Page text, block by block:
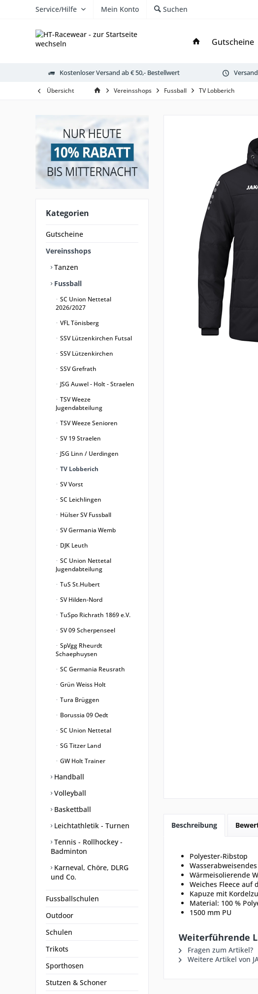
Service/Hilfe Mein Konto Suchen
Gutscheine
Kostenloser Versand ab € 50,- Bestellwert
Übersicht Vereinsshops Fussball TV Lobberich
Kategorien
Gutscheine
Vereinsshops
Tanzen
Fussball
SC Union Nettetal
2026/2027
VFL Tönisberg
SSV Lützenkirchen Futsal
SSV Lützenkirchen
SSV Grefrath
JSG Auwel - Holt - Straelen
TSV Weeze
Jugendabteilung
TSV Weeze Senioren
SV 19 Straelen
JSG Linn / Uerdingen
TV Lobberich
SV Vorst
SC Leichlingen
Hülser SV Fussball
SV Germania Wemb
DJK Leuth
SC Union Nettetal
Jugendabteilung
TuS St.Hubert
SV Hilden-Nord
TuSpo Richrath 1869 e.V.
SV 09 Scherpenseel
SpVgg Rheurdt
Schaephuysen
SC Germania Reusrath
Grün Weiss Holt
Tura Brüggen
Borussia 09 Oedt
SC Union Nettetal
SG Titzer Land
GW Holt Trainer
Handball
Volleyball
Baskettball
Leichtathletik - Turnen
Tennis - Rollhockey -
Badminton
Karneval, Chöre, DLRG
und Co.
Fussballschulen
Outdoor
Schulen
Trikots
Sporthosen
Stutzen & Schoner
Beschreibung
Polyester-Ribstop
Wärmeisolierende
Weiches Fleece auf
Kapuze mit
Material: 100 %
1500 mm PU
Weiterführende
Fragen zum Artikel?
Weitere Artikel von